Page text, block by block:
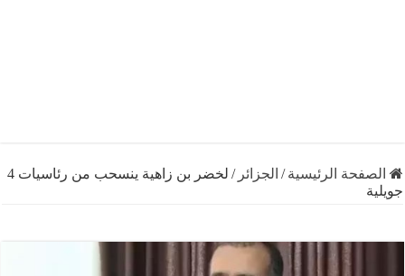
الرئيسية /الجزائر/
لخضر بن زاهية ينسحب من رئاسيات 4